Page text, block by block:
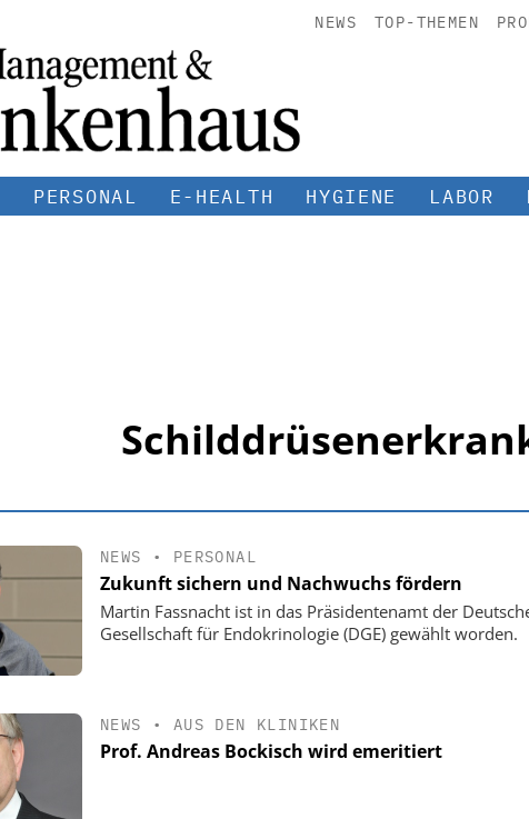
NEWS TOP-THEMEN
PERSONAL E-HEALTH HYGIENE LABOR
NEWS • PERSONAL
Zukunft sichern und Nachwuchs fördern
Martin Fassnacht ist in das Präsidentenamt der
Gesellschaft für Endokrinologie (DGE) gewählt worden.
NEWS • AUS DEN KLINIKEN
Prof. Andreas Bockisch wird emeritiert